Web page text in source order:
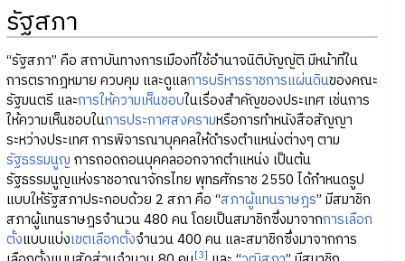
รัฐสภา
“รัฐสภา” คือ สถาบันทางการเมืองที่ใช้อำนาจนิติบัญญัติ มีหน้าที่ใน
การตรากฎหมาย ควบคุม และดูแลการบริหารราชการแผ่นดินของคณะ
รัฐมนตรี และการให้ความเห็นชอบในเรื่องสำคัญของประเทศ เช่นการ
ให้ความเห็นชอบในการประกาศสงครามหรือการทำหนังสือสัญญา
ระหว่างประเทศ การพิจารณาบุคคลให้ดำรงตำแหน่งต่างๆ ตาม
รัฐธรรมนูญ การถอดถอนบุคคลออกจากตำแหน่ง เป็นต้น
รัฐธรรมนูญแห่งราชอาณาจักรไทย พุทธศักราช 2550 ได้กำหนดรูป
แบบให้รัฐสภาประกอบด้วย 2 สภา คือ “สภาผู้แทนราษฎร” มีสมาชิก
สภาผู้แทนราษฎรจำนวน 480 คน โดยเป็นสมาชิกซึ่งมาจากการเลือก
ตั้งแบบแบ่งเขตเลือกตั้งจำนวน 400 คน และสมาชิกซึ่งมาจากการ
[3]